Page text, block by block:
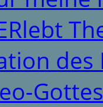
des